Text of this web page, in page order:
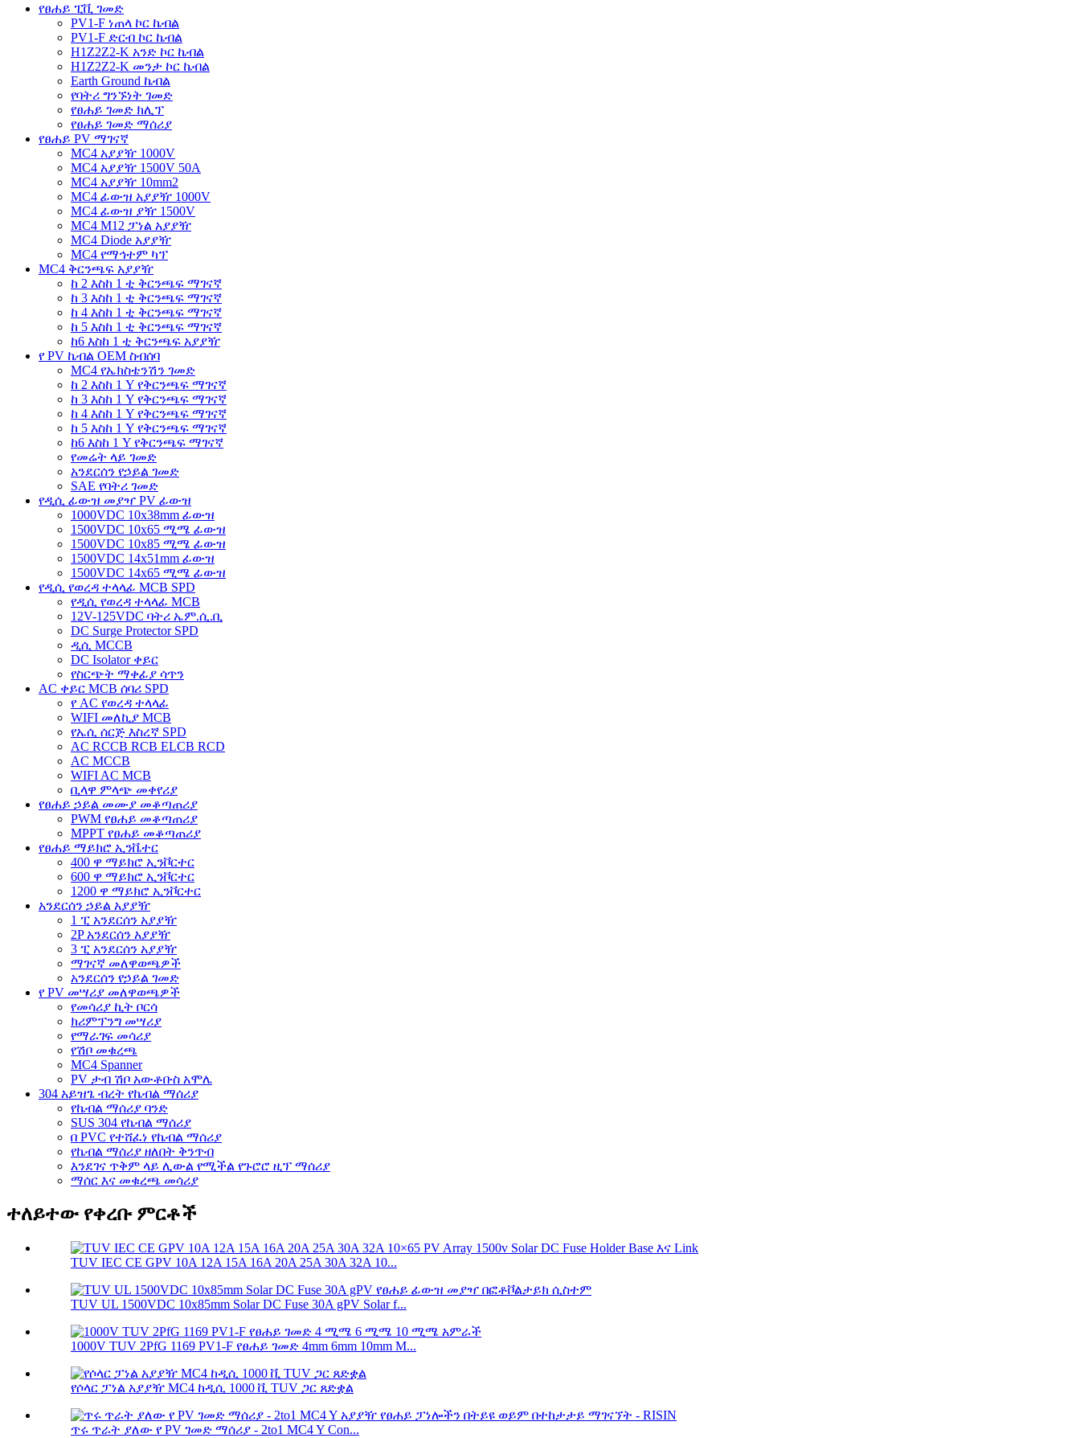
የፀሐይ ፒቪ ገመድ
PV1-F ነጠላ ኮር ኬብል
PV1-F ድርብ ኮር ኬብል
H1Z2Z2-K አንድ ኮር ኬብል
H1Z2Z2-K መንታ ኮር ኬብል
Earth Ground ኬብል
የባትሪ ግንኙነት ገመድ
የፀሐይ ገመድ ክሊፕ
የፀሐይ ገመድ ማሰሪያ
የፀሐይ PV ማገናኛ
MC4 አያያዥ 1000V
MC4 አያያዥ 1500V 50A
MC4 አያያዥ 10mm2
MC4 ፊውዝ አያያዥ 1000V
MC4 ፊውዝ ያዥ 1500V
MC4 M12 ፓነል አያያዥ
MC4 Diode አያያዥ
MC4 የማኅተም ካፕ
MC4 ቅርንጫፍ አያያዥ
ከ 2 እስከ 1 ቲ ቅርንጫፍ ማገናኛ
ከ 3 እስከ 1 ቲ ቅርንጫፍ ማገናኛ
ከ 4 እስከ 1 ቲ ቅርንጫፍ ማገናኛ
ከ 5 እስከ 1 ቲ ቅርንጫፍ ማገናኛ
ከ6 እስከ 1 ቲ ቅርንጫፍ አያያዥ
የ PV ኬብል OEM ስብሰባ
MC4 የኤክስቴንሽን ገመድ
ከ 2 እስከ 1 Y የቅርንጫፍ ማገናኛ
ከ 3 እስከ 1 Y የቅርንጫፍ ማገናኛ
ከ 4 እስከ 1 Y የቅርንጫፍ ማገናኛ
ከ 5 እስከ 1 Y የቅርንጫፍ ማገናኛ
ከ6 እስከ 1 Y የቅርንጫፍ ማገናኛ
የመሬት ላይ ገመድ
አንደርሰን የኃይል ገመድ
SAE የባትሪ ገመድ
የዲሲ ፊውዝ መያዣ PV ፊውዝ
1000VDC 10x38mm ፊውዝ
1500VDC 10x65 ሚሜ ፊውዝ
1500VDC 10x85 ሚሜ ፊውዝ
1500VDC 14x51mm ፊውዝ
1500VDC 14x65 ሚሜ ፊውዝ
የዲሲ የወረዳ ተላላፊ MCB SPD
የዲሲ የወረዳ ተላላፊ MCB
12V-125VDC ባትሪ ኤም.ሲ.ቢ
DC Surge Protector SPD
ዲሲ MCCB
DC Isolator ቀይር
የስርጭት ማቀፊያ ሳጥን
AC ቀይር MCB ሰባሪ SPD
የ AC የወረዳ ተላላፊ
WIFI መለኪያ MCB
የኤሲ ሰርጅ እስረኛ SPD
AC RCCB RCB ELCB RCD
AC MCCB
WIFI AC MCB
ቢላዋ ምላጭ መቀየሪያ
የፀሐይ ኃይል መሙያ መቆጣጠሪያ
PWM የፀሐይ መቆጣጠሪያ
MPPT የፀሐይ መቆጣጠሪያ
የፀሐይ ማይክሮ ኢንቬተር
400 ዋ ማይክሮ ኢንቮርተር
600 ዋ ማይክሮ ኢንቮርተር
1200 ዋ ማይክሮ ኢንቮርተር
አንደርሰን ኃይል አያያዥ
1 ፒ አንደርሰን አያያዥ
2P አንደርሰን አያያዥ
3 ፒ አንደርሰን አያያዥ
ማገናኛ መለዋወጫዎች
አንደርሰን የኃይል ገመድ
የ PV መሣሪያ መለዋወጫዎች
የመሳሪያ ኪት ቦርሳ
ክሪምፕንግ መሣሪያ
የማራገፍ መሳሪያ
የሽቦ መቁረጫ
MC4 Spanner
PV ታብ ሽቦ አውቶቡስ አሞሌ
304 አይዝጌ ብረት የኬብል ማሰሪያ
የኬብል ማሰሪያ ባንድ
SUS 304 የኬብል ማሰሪያ
በ PVC የተሸፈነ የኬብል ማሰሪያ
የኬብል ማሰሪያ ዘለበት ቅንጥብ
እንደገና ጥቅም ላይ ሊውል የሚችል የጉሮሮ ዚፕ ማሰሪያ
ማሰር እና መቁረጫ መሳሪያ
ተለይተው የቀረቡ ምርቶች
TUV IEC CE GPV 10A 12A 15A 16A 20A 25A 30A 32A 10...
TUV UL 1500VDC 10x85mm Solar DC Fuse 30A gPV Solar f...
1000V TUV 2PfG 1169 PV1-F የፀሐይ ገመድ 4mm 6mm 10mm M...
የሶላር ፓነል አያያዥ MC4 ከዲሲ 1000 ቪ TUV ጋር ጸድቋል
ጥሩ ጥራት ያለው የ PV ገመድ ማሰሪያ - 2to1 MC4 Y Con...